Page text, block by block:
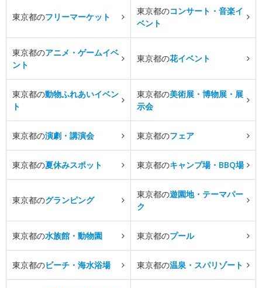
東京都のフリーマーケット
東京都のコンサート・音楽イ
ベント
東京都のアニメ・ゲームイベ
ント
東京都の花イベント
東京都の動物ふれあいイベン
ト
東京都の美術展・博物展・展
示会
東京都の演劇・講演会 東京都のフェア
東京都の夏休みスポット 東京都のキャンプ場・BBQ場
東京都のグランピング
東京都の遊園地・テーマパー
ク
東京都の水族館・動物園 東京都のプール
東京都のビーチ・海水浴場 東京都の温泉・スパリゾート